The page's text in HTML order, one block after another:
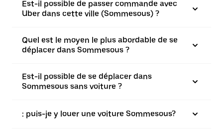
Est-il possible de passer commande avec
Uber dans cette ville (Sommesous) ?
Quel est le moyen le plus abordable de se
déplacer dans Sommesous ?
Est-il possible de se déplacer dans
Sommesous sans voiture ?
: puis-je y louer une voiture Sommesous?